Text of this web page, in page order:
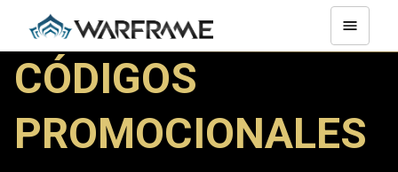
CÓDIGOS
PROMOCIONALES